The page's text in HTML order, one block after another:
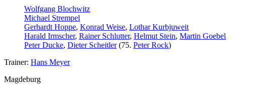
Wolfgang Blochwitz
Michael Strempel
Gerhardt Hoppe, Konrad Weise, Lothar Kurbjuweit
Harald Irmscher, Rainer Schlutter, Helmut Stein, Martin Goebel
Peter Ducke, Dieter Scheitler(75. Peter Rock)
Trainer: Hans Meyer
Magdeburg